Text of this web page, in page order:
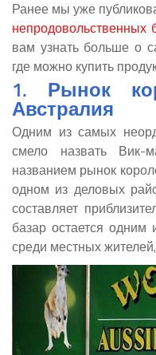
Ранее мы уже
непродовольственных
вам узнать больше о
где можно купить
1. Рынок
Австралия
Одним из самых
смело назвать Вик-
названием рынок
одном из деловых
составляет
базар остается
среди местных